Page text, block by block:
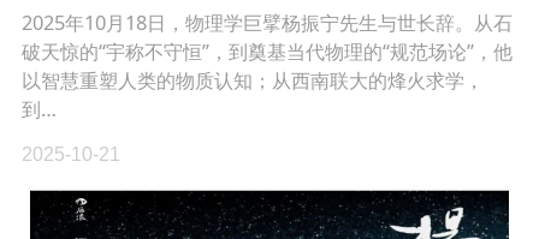
2025年10月18日，物理学巨擘杨振宁先生与世长辞。从石
破天惊的“宇称不守恒”，到奠基当代物理的“规范场论”，他
以智慧重塑人类的物质认知；从西南联大的烽火求学，
到…
2025-10-21